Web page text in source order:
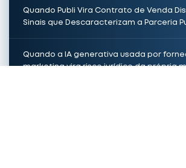
Quando Publi Vira Contrato de Venda
Sinais que Descaracterizam a Parceria
Quando a IA generativa usada por
marketing vira risco jurídico da própria